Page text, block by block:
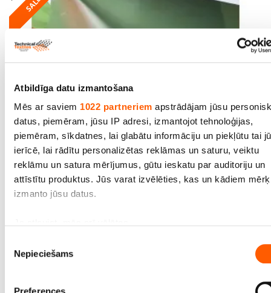
Atbildīga datu izmantošana
Mēs ar saviem 1022 partneriem apstrādājam jūsu
datus, piemēram, jūsu IP adresi, izmantojot tehnoloģijas,
piemēram, sīkdatnes, lai glabātu informāciju un piekļūtu tai
ierīcē, lai rādītu personalizētas reklāmas un saturu, veiktu
reklāmu un satura mērījumus, gūtu ieskatu par auditoriju un
attīstītu produktus. Jūs varat izvēlēties, kas un kādiem
izmanto jūsu datus.
kas var būt ar precizitāti līdz vairākiem metriem;
izvēle
Nepieciešams
Preferences
PVC tentu materiāls (autotents) 627/627, bl.620
g/m2, pl.204 cm. Rullis 46 m
Cena līdz 703.80€ *